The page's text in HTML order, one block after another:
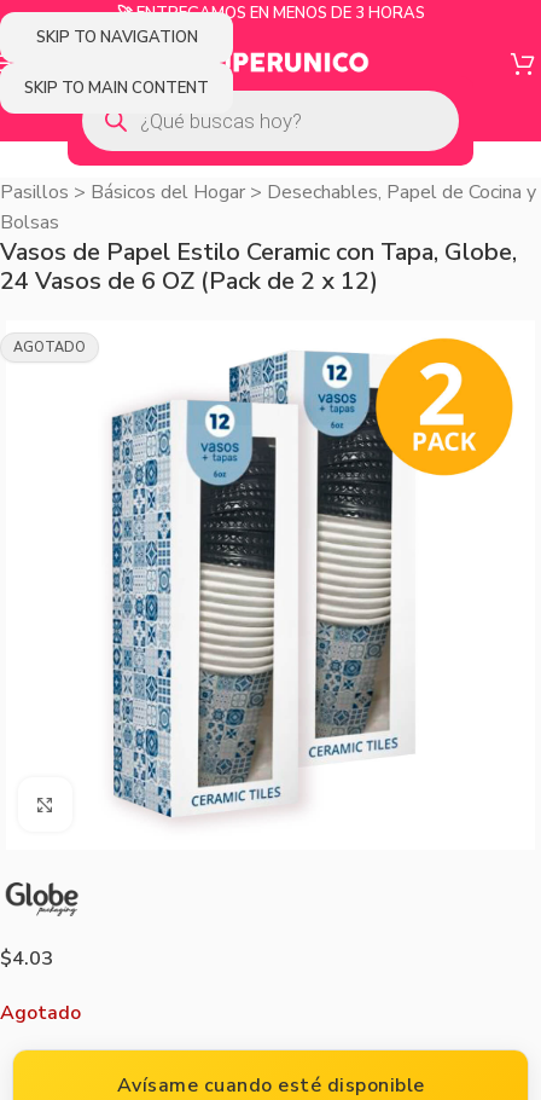
SKIP TO NAVIGATION
SKIP TO MAIN CONTENT
🚀 ENTREGAMOS EN MENOS DE 3 HORAS
Pasillos > Básicos del Hogar > Desechables, Papel de Cocina y
Bolsas
Vasos de Papel Estilo Ceramic con Tapa, Globe,
24 Vasos de 6 OZ (Pack de 2 x 12)
AGOTADO
Agrandar imagen
$4.03
Agotado
Avísame cuando esté disponible